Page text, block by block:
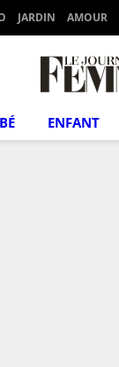
JARDIN AMOUR
ENFANT